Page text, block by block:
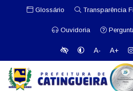
Glossário Transparência
Ouvidoria
A- A+